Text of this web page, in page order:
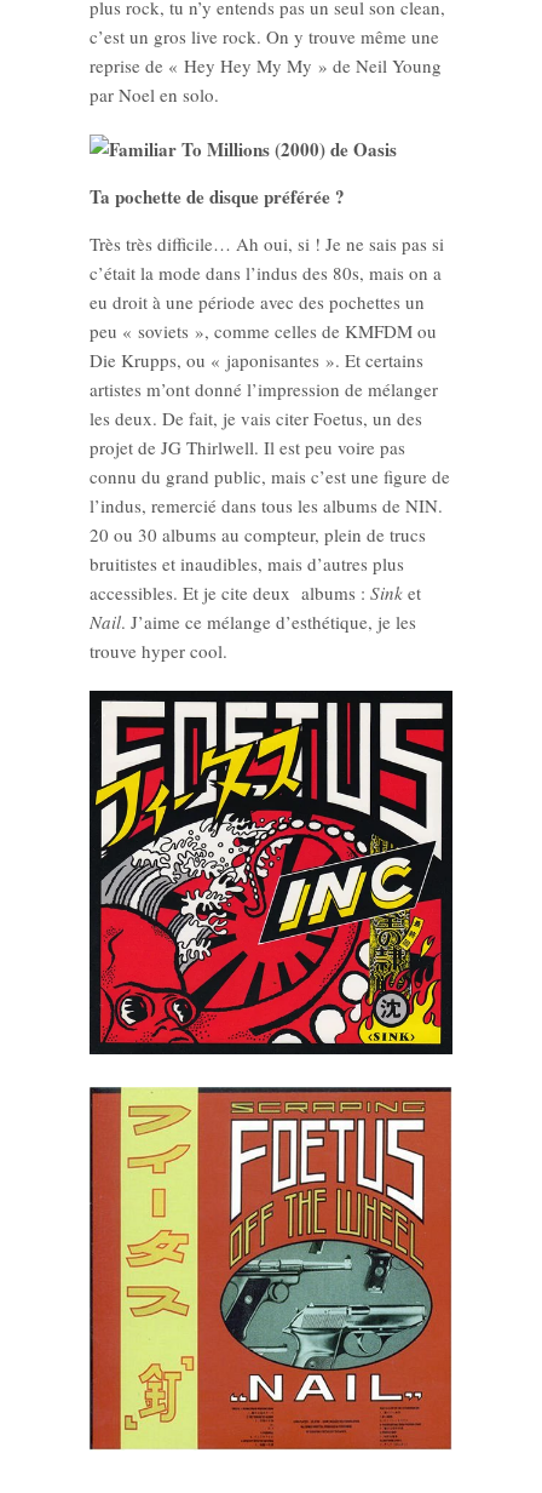
plus rock, tu n’y entends pas un seul son clean,
c’est un gros live rock. On y trouve même une
reprise de « Hey Hey My My » de Neil Young
par Noel en solo.
Ta pochette de disque préférée ?
Très très difficile… Ah oui, si ! Je ne sais pas si
c’était la mode dans l’indus des 80s, mais on a
eu droit à une période avec des pochettes un
peu « soviets », comme celles de KMFDM ou
Die Krupps, ou « japonisantes ». Et certains
artistes m’ont donné l’impression de mélanger
les deux. De fait, je vais citer Foetus, un des
projet de JG Thirlwell. Il est peu voire pas
connu du grand public, mais c’est une figure de
l’indus, remercié dans tous les albums de NIN.
20 ou 30 albums au compteur, plein de trucs
bruitistes et inaudibles, mais d’autres plus
accessibles. Et je cite deux albums : Sink et
Nail. J’aime ce mélange d’esthétique, je les
trouve hyper cool.